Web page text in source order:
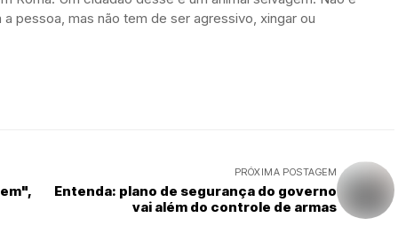
pessoa, mas não tem de ser agressivo, xingar ou
PRÓXIMA POSTAGEM
Entenda: plano de segurança do governo
vai além do controle de armas